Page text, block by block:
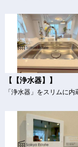
【【浄水器】】